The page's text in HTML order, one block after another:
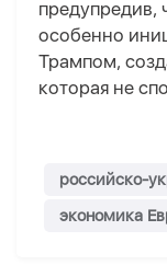
предупредив,
особенно
Трампом,
которая не
российско-
экономика